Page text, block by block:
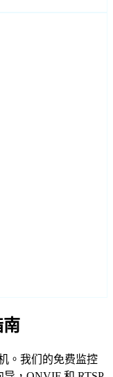
。我们的免费监控